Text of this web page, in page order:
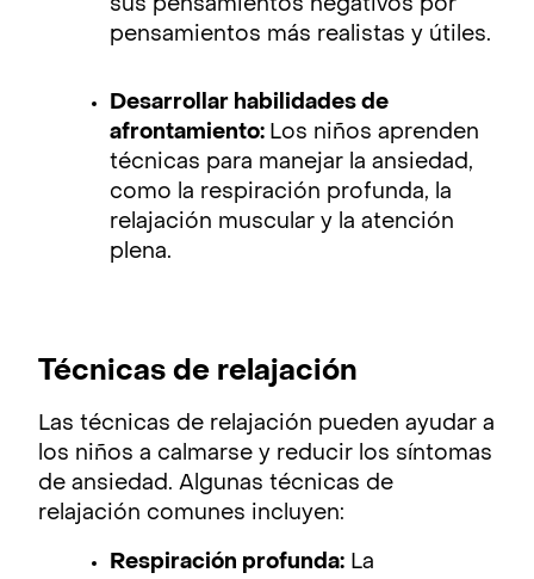
sus pensamientos negativos por
pensamientos más realistas y útiles.
Desarrollar habilidades de
afrontamiento: Los niños aprenden
técnicas para manejar la ansiedad,
como la respiración profunda, la
relajación muscular y la atención
plena.
Técnicas de relajación
Las técnicas de relajación pueden ayudar a
los niños a calmarse y reducir los síntomas
de ansiedad. Algunas técnicas de
relajación comunes incluyen:
Respiración profunda: La